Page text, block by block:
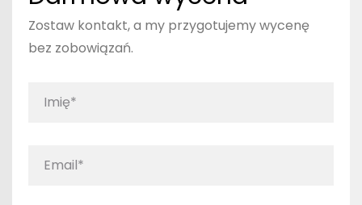
Zostaw kontakt, a my przygotujemy wycenę
bez zobowiązań.